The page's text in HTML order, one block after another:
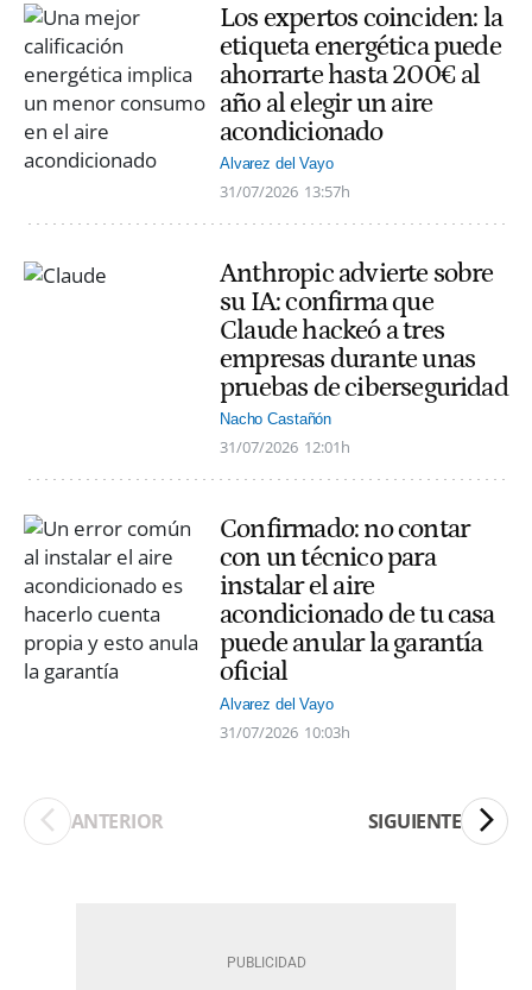
Los expertos coinciden: la
etiqueta energética puede
ahorrarte hasta 200€ al
año al elegir un aire
acondicionado
Alvarez del Vayo
31/07/2026 13:57h
Anthropic advierte sobre
su IA: confirma que
Claude hackeó a tres
empresas durante unas
pruebas de ciberseguridad
Nacho Castañón
31/07/2026 12:01h
Confirmado: no contar
con un técnico para
instalar el aire
acondicionado de tu casa
puede anular la garantía
oficial
Alvarez del Vayo
31/07/2026 10:03h
ANTERIOR SIGUIENTE